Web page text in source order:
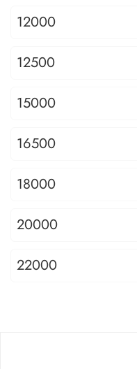
12000
12500
15000
16500
18000
20000
22000